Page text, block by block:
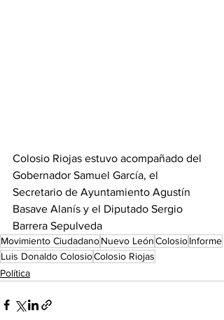
Colosio Riojas estuvo acompañado del
Gobernador Samuel García, el
Secretario de Ayuntamiento Agustín
Basave Alanís y el Diputado Sergio
Barrera Sepulveda
Movimiento CiudadanoNuevo LeónColosioInforme
Luis Donaldo ColosioColosio Riojas
Política